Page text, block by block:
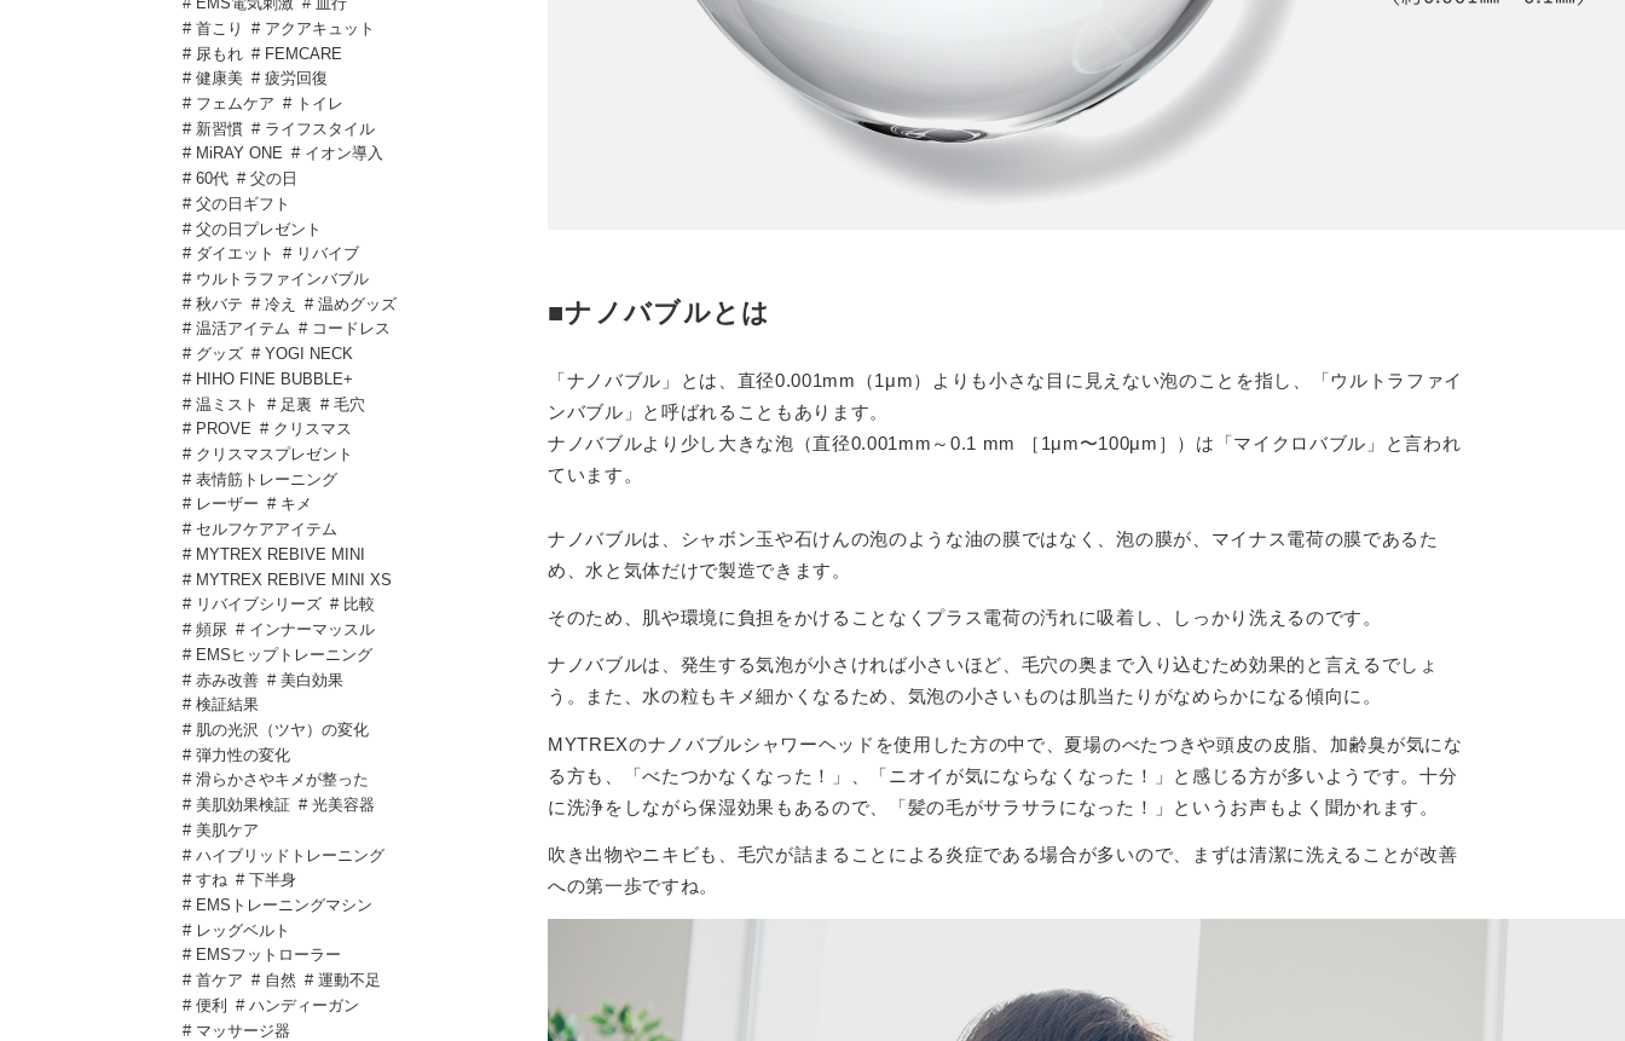
# 首こり
# アクアキュット
# 尿もれ # FEMCARE
# 健康美 # 疲労回復
# フェムケア # トイレ
# 新習慣 # ライフスタイル
# MiRAY ONE # イオン導入
# 60代 # 父の日
# 父の日ギフト
# 父の日プレゼント
# ダイエット
# リバイブ
# ウルトラファインバブル
# 秋バテ # 冷え
# 温めグッズ
# 温活アイテム # コードレス
# グッズ # YOGI NECK
# HIHO FINE BUBBLE+
# 温ミスト
# 足裏 # 毛穴
# PROVE # クリスマス
# クリスマスプレゼント
# 表情筋トレーニング
# レーザー # キメ
# セルフケアアイテム
# MYTREX REBIVE MINI
# MYTREX REBIVE MINI XS
# リバイブシリーズ # 比較
# 頻尿 # インナーマッスル
# EMSヒップトレーニング
# 赤み改善 # 美白効果
# 検証結果
# 肌の光沢（ツヤ）の変化
# 弾力性の変化
# 滑らかさやキメが整った
# 美肌効果検証 # 光美容器
# 美肌ケア
# ハイブリッドトレーニング
# すね # 下半身
# EMSトレーニングマシン
# レッグベルト
# EMSフットローラー
# 首ケア # 自然 # 運動不足
# 便利
# ハンディーガン
# マッサージ器
■ナノバブルとは
「ナノバブル」とは、直径0.001mm（1μm）よりも小さな目に見えない泡のことを指し、「ウルトラファイ
ンバブル」と呼ばれることもあります。
ナノバブルより少し大きな泡（直径0.001mm～0.1 mm ［1μm〜100μm］）は「マイクロバブル」と言われ
ています。
ナノバブルは、シャボン玉や石けんの泡のような油の膜ではなく、泡の膜が、マイナス電荷の膜であるた
め、水と気体だけで製造できます。
そのため、肌や環境に負担をかけることなくプラス電荷の汚れに吸着し、しっかり洗えるのです。
ナノバブルは、発生する気泡が小さければ小さいほど、毛穴の奥まで入り込むため効果的と言えるでしょ
う。また、水の粒もキメ細かくなるため、気泡の小さいものは肌当たりがなめらかになる傾向に。
MYTREXのナノバブルシャワーヘッドを使用した方の中で、夏場のべたつきや頭皮の皮脂、加齢臭が気にな
る方も、「べたつかなくなった！」、「ニオイが気にならなくなった！」と感じる方が多いようです。十分
に洗浄をしながら保湿効果もあるので、「髪の毛がサラサラになった！」というお声もよく聞かれます。
吹き出物やニキビも、毛穴が詰まることによる炎症である場合が多いので、まずは清潔に洗えることが改善
への第一歩ですね。